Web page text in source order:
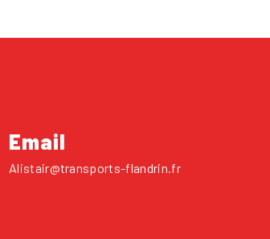
Email
alistair@transports-flandrin.fr